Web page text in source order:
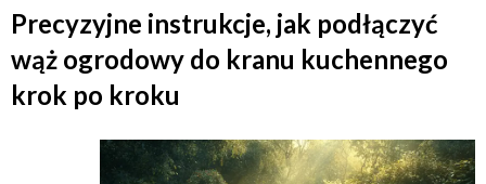
Precyzyjne instrukcje, jak podłączyć
wąż ogrodowy do kranu kuchennego
krok po kroku